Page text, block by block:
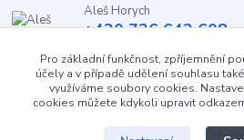
Aleš Horych
+420 736 642 608
obchod-naprutu@seznam.cz
Pro základní funkčnost, zpříjemnění
účely a v případě udělení souhlasu
využíváme soubory cookies.
cookies můžete kdykoli upravit